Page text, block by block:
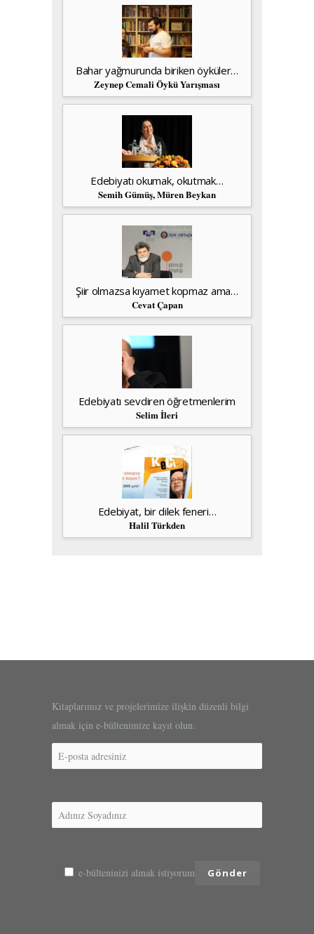
Bahar yağmurunda biriken öyküler…
Zeynep Cemali Öykü Yarışması
Edebiyatı okumak, okutmak…
Semih Gümüş, Müren Beykan
Şiir olmazsa kıyamet kopmaz ama…
Cevat Çapan
Edebiyatı sevdiren öğretmenlerim
Selim İleri
Edebiyat, bir dilek feneri…
Halil Türkden
Kitaplarımız ve projelerimize ilişkin düzenli bilgi
almak için e-bültenimize kayıt olun.
e-bülteninizi almak istiyorum